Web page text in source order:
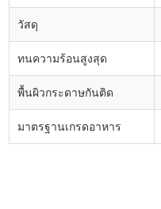
วัสดุ
ทนความร้อนสูงสุด
พื้นผิวกระดาษกันติด
มาตรฐานเกรดอาหาร